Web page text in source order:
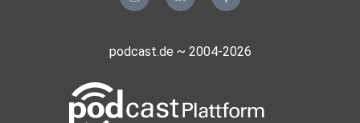
podcast.de ~ 2004-2026